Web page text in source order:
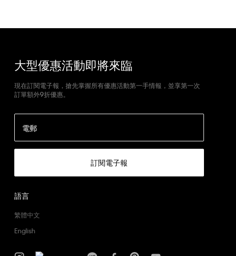
大型優惠活動即將來臨
現在訂閱電子報，搶先掌握所有優惠活動第一手情報，並享第一次
訂單額外9折優惠。
電郵
訂閱電子報
語言
繁體中文
English